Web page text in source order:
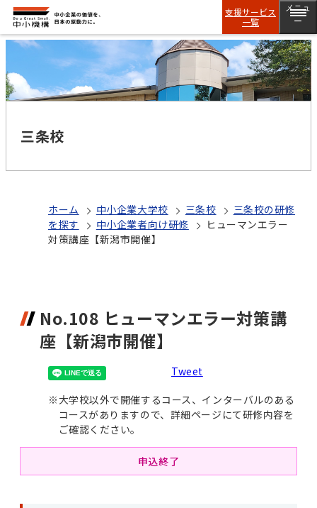
支援サービス
一覧
メニュ
ー
三条校
ホーム 中小企業大学校 三条校
三条校の研修
を探す
中小企業者向け研修
ヒューマンエラー
対策講座【新潟市開催】
No.108 ヒューマンエラー対策講
座【新潟市開催】
Tweet
※大学校以外で開催するコース、インターバルのある
コースがありますので、詳細ページにて研修内容を
ご確認ください。
申込終了